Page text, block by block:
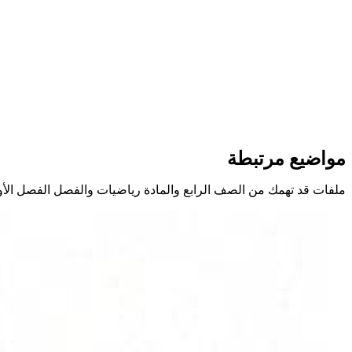
مواضيع مرتبطة
ملفات قد تهمك من الصف الرابع والمادة رياضيات والفصل الفصل